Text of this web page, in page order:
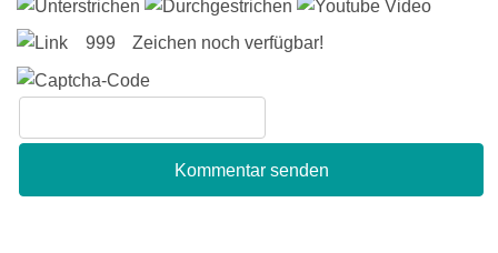
Zeichen noch verfügbar!